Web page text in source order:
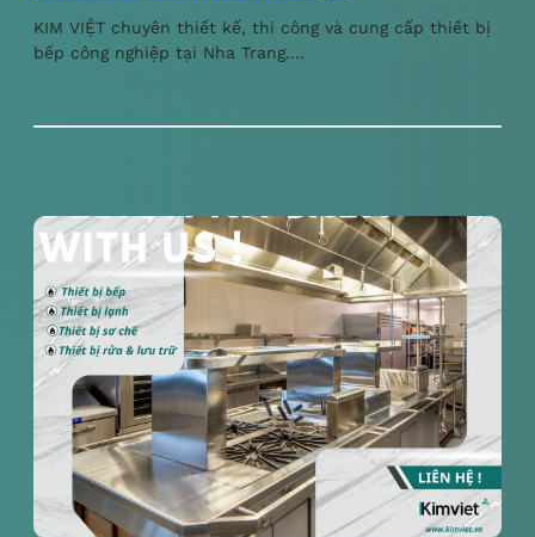
KIM VIỆT chuyên thiết kế, thi công và cung cấp thiết bị
bếp công nghiệp tại Nha Trang.…